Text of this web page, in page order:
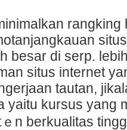
rangking
besar di serp.
situs internet
tautan,
yaitu kursus yang
n berkualitas